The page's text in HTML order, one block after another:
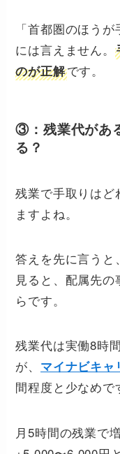
「首都圏のほう
には言えません。
のが正解です。
③：残業代があ
る？
残業で手取りはど
ますよね。
答えを先に言うと
見ると、配属先
らです。
残業代は実働8時
が、 マイナビキャ
間程度と少なめで
月5時間の残業で